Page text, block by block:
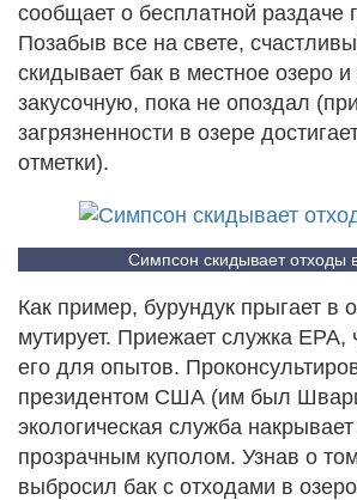
сообщает о бесплатной раздаче
Позабыв все на свете,
скидывает бак в местное озеро и
закусочную, пока не опоздал
загрязненности в озере
отметки).
Симпсон скидывает отходы
Как пример, бурундук прыгает в
мутирует. Приежает служка EPA,
его для опытов.
президентом США (им был
экологическая служба
прозрачным куполом. Узнав о
выбросил бак с отходами в